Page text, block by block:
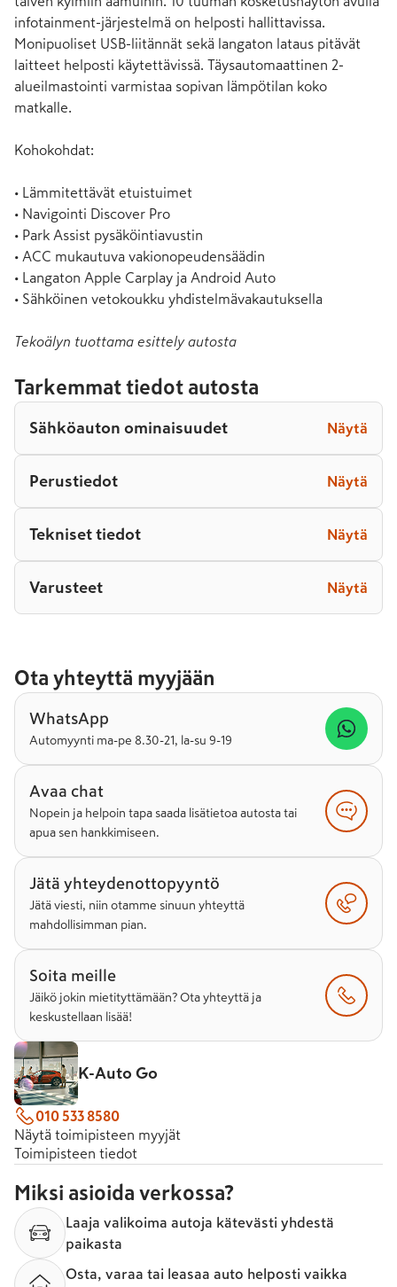
infotainment-järjestelmä on helposti hallittavissa.
Monipuoliset USB-liitännät sekä langaton lataus pitävät
laitteet helposti käytettävissä. Täysautomaattinen 2-
alueilmastointi varmistaa sopivan lämpötilan koko
matkalle.
Kohokohdat:
• Lämmitettävät etuistuimet
• Navigointi Discover Pro
• Park Assist pysäköintiavustin
• ACC mukautuva vakionopeudensäädin
• Langaton Apple Carplay ja Android Auto
• Sähköinen vetokoukku yhdistelmävakautuksella
Tekoälyn tuottama esittely autosta
Tarkemmat tiedot autosta
Sähköauton ominaisuudet Näytä
Perustiedot Näytä
Tekniset tiedot Näytä
Varusteet Näytä
Ota yhteyttä myyjään
WhatsApp
Automyynti ma-pe 8.30-21, la-su 9-19
Avaa chat
Nopein ja helpoin tapa saada lisätietoa autosta tai
apua sen hankkimiseen.
Jätä yhteydenottopyyntö
Jätä viesti, niin otamme sinuun yhteyttä
mahdollisimman pian.
Soita meille
Jäikö jokin mietityttämään? Ota yhteyttä ja
keskustellaan lisää!
K-Auto Go
010 533 8580
Näytä toimipisteen myyjät
Toimipisteen tiedot
Miksi asioida verkossa?
Laaja valikoima autoja kätevästi yhdestä
paikasta
Osta, varaa tai leasaa auto helposti vaikka